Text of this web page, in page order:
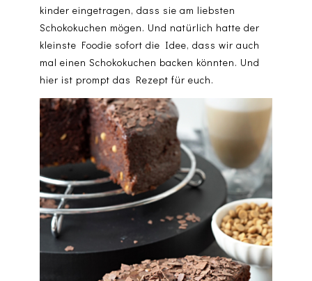
kinder eingetragen, dass sie am liebsten
Schokokuchen mögen. Und natürlich hatte der
kleinste Foodie sofort die Idee, dass wir auch
mal einen Schokokuchen backen könnten. Und
hier ist prompt das Rezept für euch.